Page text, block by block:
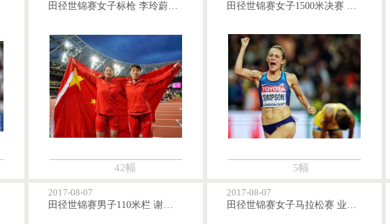
田径世锦赛女子标枪 李玲蔚吕会会分获二三名
42幅
田径世锦赛女子1500米决赛 美国选手辛普森摘银
5幅
2017-08-07
田径世锦赛男子110米栏 谢文骏止步半决赛
2017-08-07
田径世锦赛女子马拉松赛 业余选手刘庆红获第65名